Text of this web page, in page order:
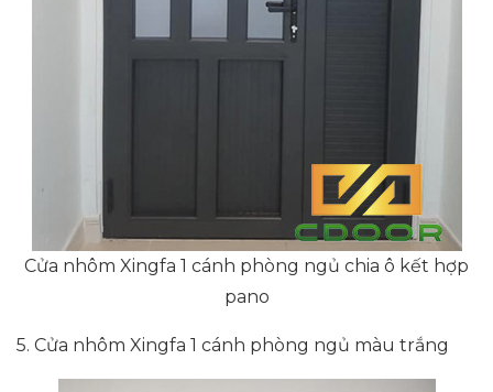
Cửa nhôm Xingfa 1 cánh phòng ngủ chia ô kết hợp
pano
5. Cửa nhôm Xingfa 1 cánh phòng ngủ màu trắng